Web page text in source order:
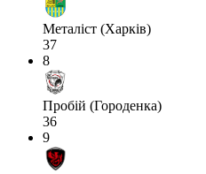
Металіст (Харків)
37
8
Пробій (Городенка)
36
9